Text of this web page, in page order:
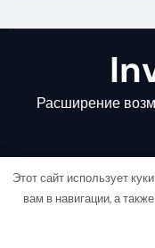
Расширение
Copyright © All
Этот сайт использует
вам в навигации, а